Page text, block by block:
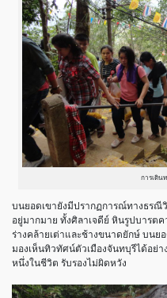
การเดิน
บนยอดเขายังมีปรากฏการณ์ทางธร
อยู่มากมาย ทั้งศิลาเจดีย์ หินรูปบารต
ร่างคล้ายเต่าและช้างขนาดยักษ์ บนย
มองเห็นทิวทัศน์ตัวเมืองจันทบุรีได้อย่า
หนึ่งในชีวิต รับรองไม่ผิดหวัง